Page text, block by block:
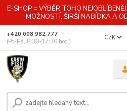
E-SHOP = VÝBĚR TOHO
MOŽNOSTÍ, ŠIRŠÍ NABÍDKA A
CZK
+420 608 982 777
(Po-Pá, 8:30-17:30 hod.)